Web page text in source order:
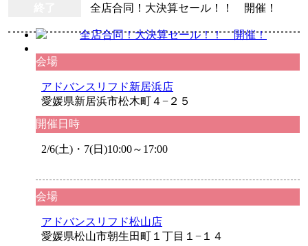
全店合同！大決算セール！！ 開催！
会場
アドバンスリフド新居浜店
愛媛県新居浜市松木町４−２５
開催日時
2/6(土)・7(日)10:00～17:00
会場
アドバンスリフド松山店
愛媛県松山市朝生田町１丁目１−１４